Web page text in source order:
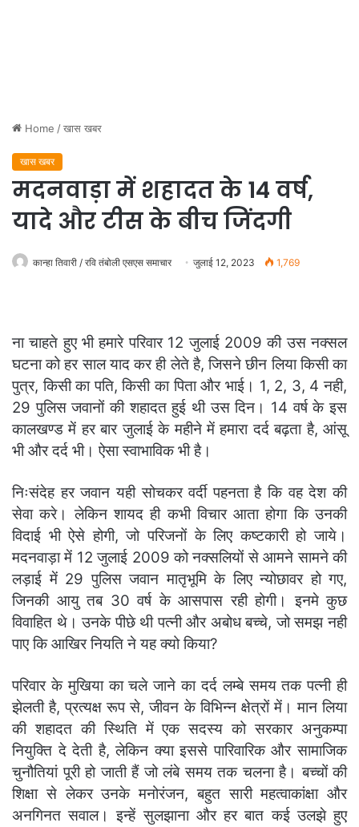
Home /खास खबर
खास खबर
मदनवाड़ा में शहादत के 14 वर्ष,
यादे और टीस के बीच जिंदगी
कान्हा तिवारी / रवि तंबोली एसएस समाचार जुलाई 12, 2023 1,769
ना चाहते हुए भी हमारे परिवार 12 जुलाई 2009 की उस नक्सल
घटना को हर साल याद कर ही लेते है, जिसने छीन लिया किसी का
पुत्र, किसी का पति, किसी का पिता और भाई। 1, 2, 3, 4 नही,
29 पुलिस जवानों की शहादत हुई थी उस दिन। 14 वर्ष के इस
कालखण्ड में हर बार जुलाई के महीने में हमारा दर्द बढ़ता है, आंसू
भी और दर्द भी। ऐसा स्वाभाविक भी है।
निःसंदेह हर जवान यही सोचकर वर्दी पहनता है कि वह देश की
सेवा करे। लेकिन शायद ही कभी विचार आता होगा कि उनकी
विदाई भी ऐसे होगी, जो परिजनों के लिए कष्टकारी हो जाये।
मदनवाड़ा में 12 जुलाई 2009 को नक्सलियों से आमने सामने की
लड़ाई में 29 पुलिस जवान मातृभूमि के लिए न्योछावर हो गए,
जिनकी आयु तब 30 वर्ष के आसपास रही होगी। इनमे कुछ
विवाहित थे। उनके पीछे थी पत्नी और अबोध बच्चे, जो समझ नही
पाए कि आखिर नियति ने यह क्यो किया?
परिवार के मुखिया का चले जाने का दर्द लम्बे समय तक पत्नी ही
झेलती है, प्रत्यक्ष रूप से, जीवन के विभिन्न क्षेत्रों में। मान लिया
की शहादत की स्थिति में एक सदस्य को सरकार अनुकम्पा
नियुक्ति दे देती है, लेकिन क्या इससे पारिवारिक और सामाजिक
चुनौतियां पूरी हो जाती हैं जो लंबे समय तक चलना है। बच्चों की
शिक्षा से लेकर उनके मनोरंजन, बहुत सारी महत्वाकांक्षा और
अनगिनत सवाल। इन्हें सुलझाना और हर बात कई उलझे हुए